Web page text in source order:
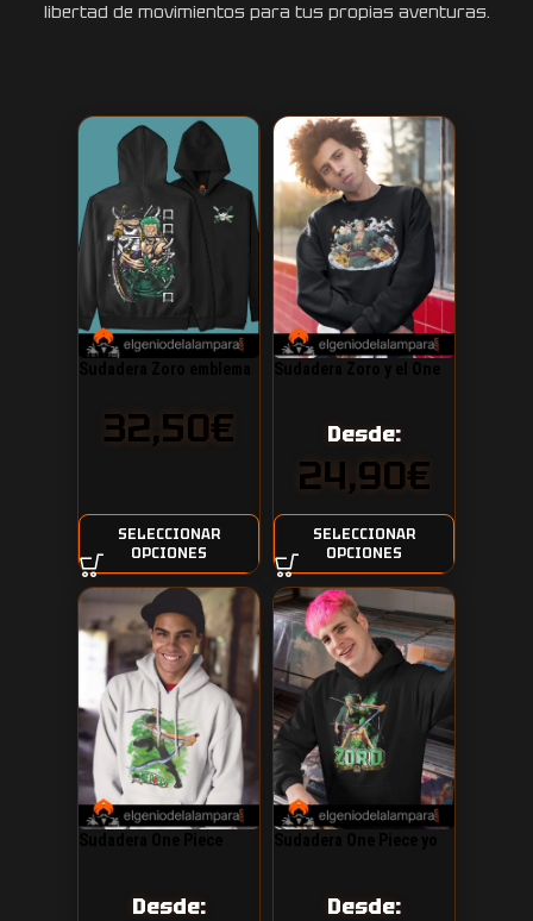
libertad de movimientos para tus propias aventuras.
32,50€
SELECCIONAR
OPCIONES
Desde:
24,90€
SELECCIONAR
OPCIONES
Desde: Desde: